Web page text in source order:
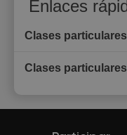
Enlaces
Clases
Clases